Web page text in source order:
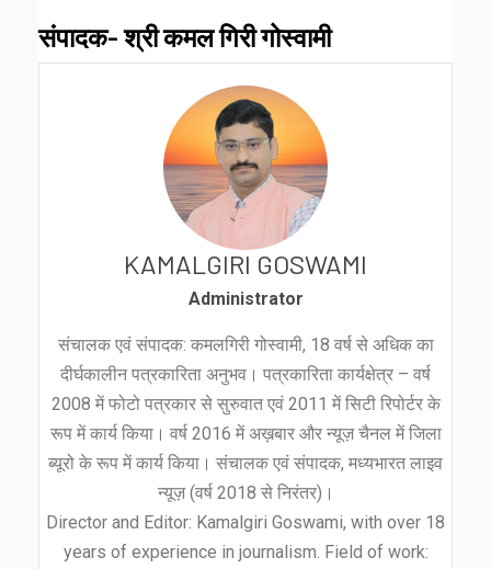
संपादक- श्री कमल गिरी गोस्वामी
KAMALGIRI GOSWAMI
Administrator
संचालक एवं संपादक: कमलगिरी गोस्वामी, 18 वर्ष से अधिक का
दीर्घकालीन पत्रकारिता अनुभव। पत्रकारिता कार्यक्षेत्र – वर्ष
2008 में फोटो पत्रकार से सुरुवात एवं 2011 में सिटी रिपोर्टर के
रूप में कार्य किया। वर्ष 2016 में अख़बार और न्यूज़ चैनल में जिला
ब्यूरो के रूप में कार्य किया। संचालक एवं संपादक, मध्यभारत लाइव
न्यूज़ (वर्ष 2018 से निरंतर)।
Director and Editor: Kamalgiri Goswami, with over 18
years of experience in journalism. Field of work: